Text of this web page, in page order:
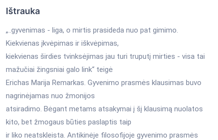
Ištrauka
„..gyvenimas - liga, o mirtis prasideda nuo pat gimimo.
Kiekvienas įkvėpimas ir iškvėpimas,
kiekvienas širdies tvinksėjimas jau turi truputį mirties - visa tai
mažučiai žingsniai galo link“ teigė
Erichas Marija Remarkas. Gyvenimo prasmės klausimas buvo
nagrinėjamas nuo žmonijos
atsiradimo. Bėgant metams atsakymai į šį klausimą nuolatos
kito, bet žmogaus būties paslaptis taip
ir liko neatskleista. Antikinėje filosofijoje gyvenimo prasmės